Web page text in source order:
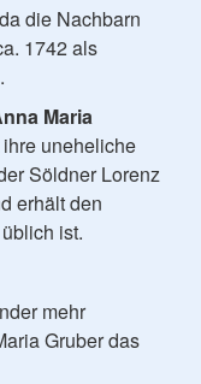
die Nachbarn
1742 als
Maria
uneheliche
Söldner Lorenz
erhält den
ist.
mehr
Gruber das